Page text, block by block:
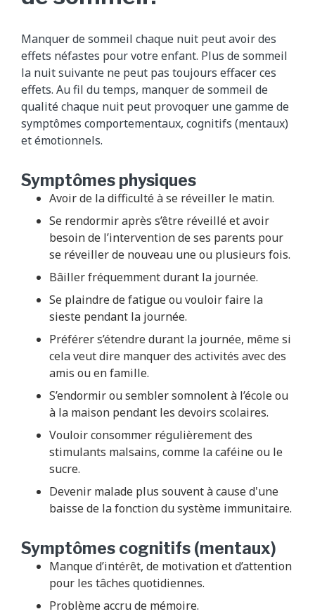
Manquer de sommeil chaque nuit peut avoir des
effets néfastes pour votre enfant. Plus de sommeil
la nuit suivante ne peut pas toujours effacer ces
effets. Au fil du temps, manquer de sommeil de
qualité chaque nuit peut provoquer une gamme de
symptômes comportementaux, cognitifs (mentaux)
et émotionnels.
Symptômes physiques
Avoir de la difficulté à se réveiller le matin.
Se rendormir après s’être réveillé et avoir
besoin de l’intervention de ses parents pour
se réveiller de nouveau une ou plusieurs fois.
Bâiller fréquemment durant la journée.
Se plaindre de fatigue ou vouloir faire la
sieste pendant la journée.
Préférer s’étendre durant la journée, même si
cela veut dire manquer des activités avec des
amis ou en famille.
S’endormir ou sembler somnolent à l’école ou
à la maison pendant les devoirs scolaires.
Vouloir consommer régulièrement des
stimulants malsains, comme la caféine ou le
sucre.
Devenir malade plus souvent à cause d'une
baisse de la fonction du système immunitaire.
Symptômes cognitifs (mentaux)
Manque d’intérêt, de motivation et d’attention
pour les tâches quotidiennes.
Problème accru de mémoire.